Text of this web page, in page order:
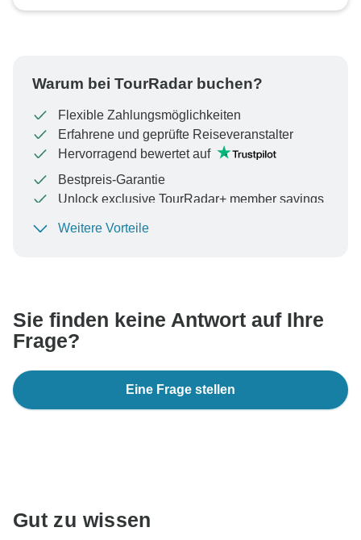
Warum bei TourRadar buchen?
Flexible Zahlungsmöglichkeiten
Erfahrene und geprüfte Reiseveranstalter
Hervorragend bewertet auf
Bestpreis-Garantie
Unlock exclusive TourRadar+ member savings
Um Ihre Zahlung zu schützen und sicherzustellen,
Weitere Vorteile
Sie finden keine Antwort auf Ihre
Frage?
Eine Frage stellen
Gut zu wissen